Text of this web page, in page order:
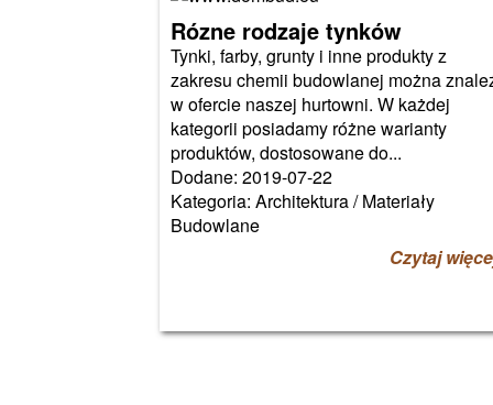
Rózne rodzaje tynków
Tynki, farby, grunty i inne produkty z
zakresu chemii budowlanej można
w ofercie naszej hurtowni. W każdej
kategorii posiadamy różne warianty
produktów, dostosowane do...
Dodane: 2019-07-22
Kategoria: Architektura / Materiały
Budowlane
Czytaj